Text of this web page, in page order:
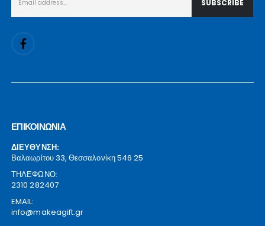
ΕΠΙΚΟΙΝΩΝΙΑ
ΔΙΕΥΘΥΝΣΗ:
Βαλαωρίτου 33, Θεσσαλονίκη 546 25
ΤΗΛΕΦΩΝΟ:
2310 282407
EMAIL:
info@makeagift.gr